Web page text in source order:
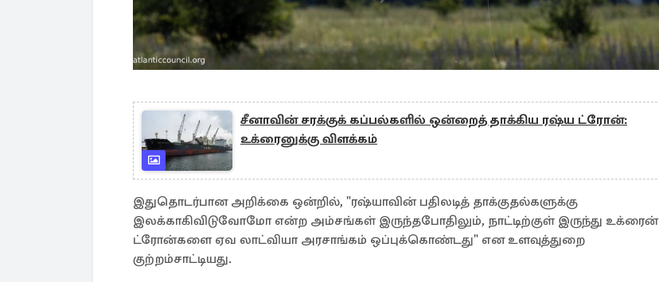
சீனாவின் சரக்குக் கப்பல்களில் ஒன்றைத் தாக்கிய ரஷ்ய ட்ரோன்:
உக்ரைனுக்கு விளக்கம்
இதுதொடர்பான அறிக்கை ஒன்றில், "ரஷ்யாவின் பதிலடித் தாக்குதல்களுக்கு
இலக்காகிவிடுவோமோ என்ற அம்சங்கள் இருந்தபோதிலும், நாட்டிற்குள் இருந்து உக்ரைன்
ட்ரோன்களை ஏவ லாட்வியா அரசாங்கம் ஒப்புக்கொண்டது" என உளவுத்துறை
குற்றம்சாட்டியது.